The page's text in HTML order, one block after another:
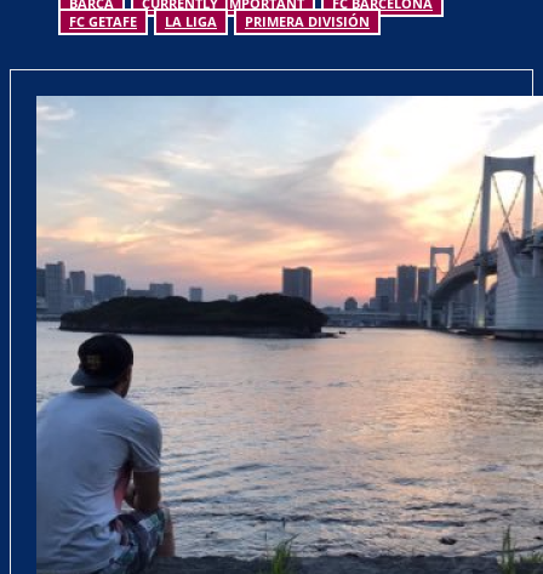
FC GETAFE
LA LIGA PRIMERA DIVISIÓN